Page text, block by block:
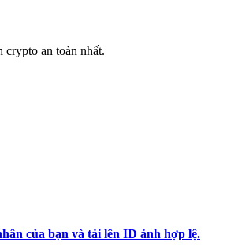
crypto an toàn nhất.
của bạn và tải lên ID ảnh hợp lệ.